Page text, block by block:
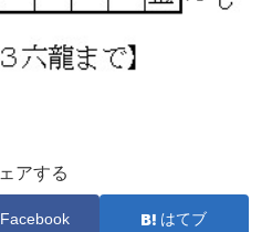
アする
Facebook はてブ